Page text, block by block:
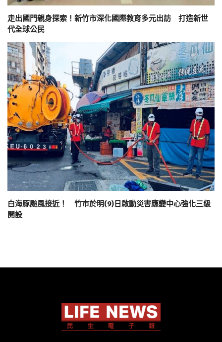
走出國門親身探索！新竹市深化國際教育多元出訪 打造新世
代全球公民
白海豚颱風接近！ 竹市於明(9)日啟動災害應變中心強化三級
開設